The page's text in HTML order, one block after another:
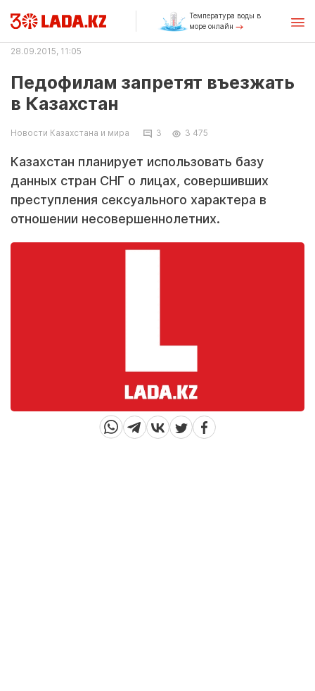
Температура воды в
море онлайн
28.09.2015, 11:05
Педофилам запретят въезжать
в Казахстан
Новости Казахстана и мира 3 3 475
Казахстан планирует использовать базу
данных стран СНГ о лицах, совершивших
преступления сексуального характера в
отношении несовершеннолетних.